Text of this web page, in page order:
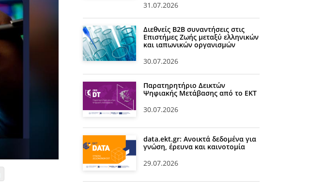
31.07.2026
Διεθνείς Β2Β συναντήσεις στις
Επιστήμες Ζωής μεταξύ ελληνικών
και ιαπωνικών οργανισμών
30.07.2026
Παρατηρητήριο Δεικτών
Ψηφιακής Μετάβασης από το ΕΚΤ
30.07.2026
data.ekt.gr: Ανοικτά δεδομένα για
γνώση, έρευνα και καινοτομία
29.07.2026